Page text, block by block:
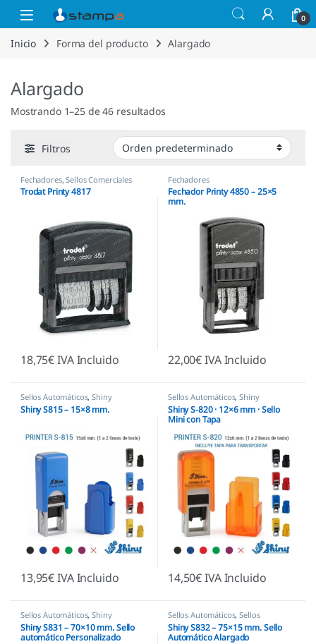
Saltar a la navegación
Saltar al contenido
Open 0
Inicio Forma del producto Alargado
Alargado
Mostrando 1–25 de 46 resultados
Filtros
Fechadores,Sellos Comerciales
Trodat Printy 4817
18,75€IVA Incluido
Fechadores
Fechador Printy 4850 – 25×5
mm.
22,00€IVA Incluido
Sellos Automáticos,Shiny
Shiny S815 – 15×8 mm.
13,95€IVA Incluido
Sellos Automáticos,Shiny
Shiny S-820 · 12×6 mm · Sello
Mini con Tapa
14,50€IVA Incluido
Sellos Automáticos,Shiny
Shiny S831 – 70×10 mm. Sello
automático Personalizado
Sellos Automáticos,Sellos
empresas,Shiny
Shiny S832 – 75×15 mm. Sello
Automático Alargado